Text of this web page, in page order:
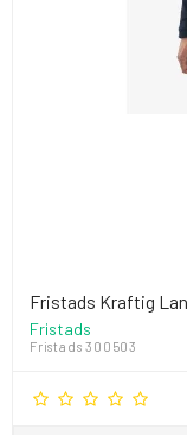
Fristads Kraftig
Fristads
Fristads 300503